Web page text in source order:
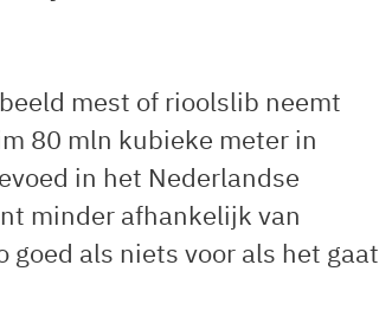
mest of rioolslib neemt
80 mln kubieke meter in
in het Nederlandse
minder afhankelijk van
goed als niets voor als het gaat